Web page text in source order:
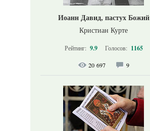
Иоанн Давид, пастух Божий
Кристиан Курте
Рейтинг: 9.9 Голосов: 1165
20 697 9